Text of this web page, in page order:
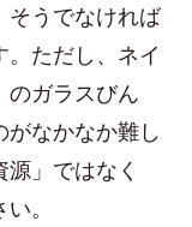
そうでなければ
ただし、ネイ
のガラスびん
なかなか難し
」ではなく
。